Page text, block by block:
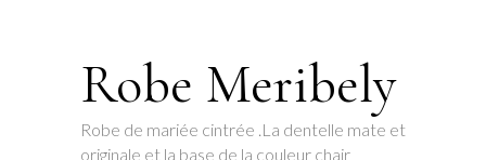
Robe Meribely
Robe de mariée cintrée .La dentelle mate et
originale et la base de la couleur chair